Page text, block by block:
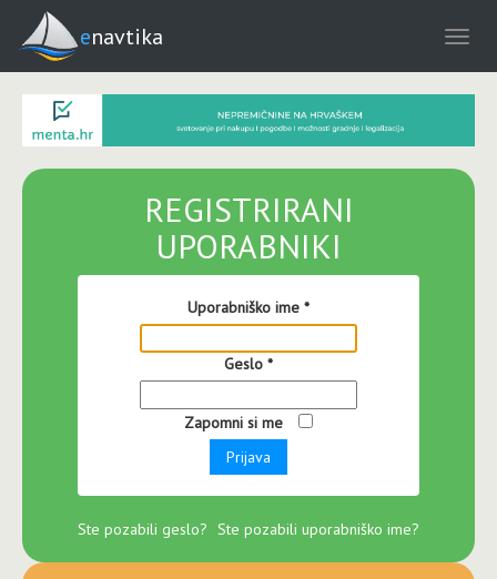
enavtika
REGISTRIRANI
UPORABNIKI
Uporabniško ime *
Geslo *
Zapomni si me
Prijava
Ste pozabili geslo? Ste pozabili uporabniško ime?